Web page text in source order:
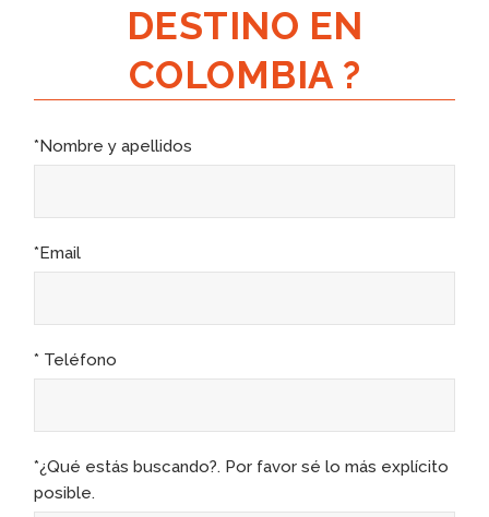
DESTINO EN
COLOMBIA ?
*Nombre y apellidos
*Email
* Teléfono
*¿Qué estás buscando?. Por favor sé lo más explícito
posible.